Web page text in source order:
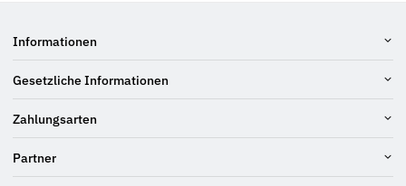
Informationen
Gesetzliche Informationen
Zahlungsarten
Partner